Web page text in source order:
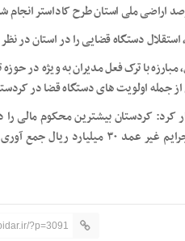
دستگاه قضایی را در استان در
با ترک فعل مدیران به ویژه در
از جمله اولویت های دستگاه قضا در
کردستان بیشترین محکوم مالی را
کشور دارد و سال گذشته در جشن گلریزان آزادی زندانیان جرایم
?p=3091